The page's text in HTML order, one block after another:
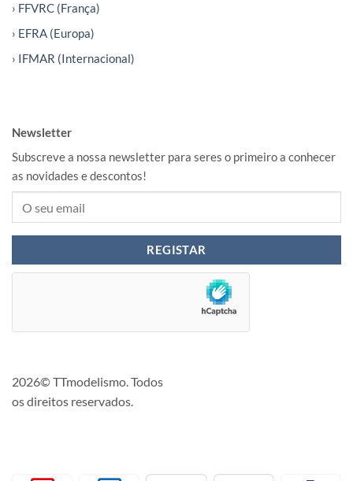
› FFVRC (França)
› EFRA (Europa)
› IFMAR (Internacional)
Newsletter
Subscreve a nossa newsletter para seres o primeiro a conhecer
as novidades e descontos!
2026© TTmodelismo. Todos
os direitos reservados.